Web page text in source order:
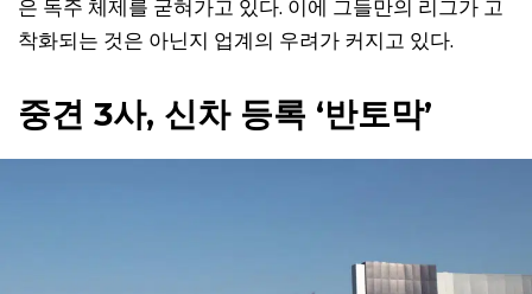
은 독주 체제를 굳혀가고 있다. 이에 그들만의 리그가 고
착화되는 것은 아닌지 업계의 우려가 커지고 있다.
중견 3사, 신차 등록 ‘반토막’